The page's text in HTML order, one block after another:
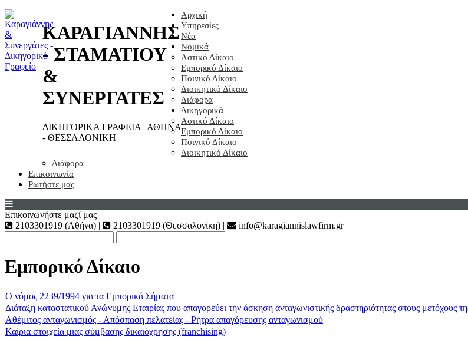
ΚΑΡΑΓΙΑΝΝΗΣ
- ΣΤΑΜΑΤΙΟΥ
&
ΣΥΝΕΡΓΑΤΕΣ
ΔΙΚΗΓΟΡΙΚΑ ΓΡΑΦΕΙΑ | ΑΘΗΝΑ
- ΘΕΣΣΑΛΟΝΙΚΗ
Αρχική
Υπηρεσίες
Νέα
Νομικά
Αστικό Δίκαιο
Εμπορικό Δίκαιο
Ποινικό Δίκαιο
Διοικητικό Δίκαιο
Διάφορα
Δικηγορικά
Αστικό Δίκαιο
Εμπορικό Δίκαιο
Ποινικό Δίκαιο
Διοικητικό Δίκαιο
Διάφορα
Επικοινωνία
Ρωτήστε μας
Επικοινωνήστε μαζί μας
2103301919 (Αθήνα) |
2103301919 (Θεσσαλονίκη) | info@karagiannislawfirm.gr
Εμπορικό Δίκαιο
Ο νόμος 2239/1994 για τα Εμπορικά Σήματα
Διάταξη καταστατικού Ανώνυμης Εταιρίας που απαγορεύει την άσκηση ανταγωνιστικής δραστηριότητας στους μετόχους
Αθέμιτος ανταγωνισμός - Απόσπαση πελατείας - Ρήτρα απαγόρευσης ανταγωνισμού
Καίρια στοιχεία μιας σύμβασης δικαιόχρησης (franchising)